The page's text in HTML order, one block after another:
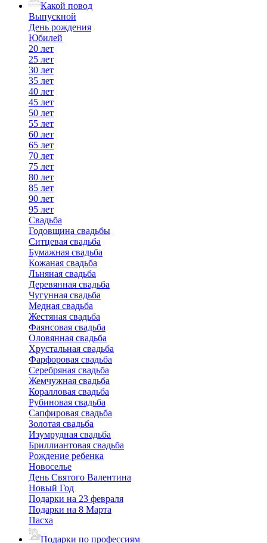
Какой повод
Выпускной
День рождения
Юбилей
20 лет
25 лет
30 лет
35 лет
40 лет
45 лет
50 лет
55 лет
60 лет
65 лет
70 лет
75 лет
80 лет
85 лет
90 лет
95 лет
Свадьба
Годовщина свадьбы
Ситцевая свадьба
Бумажная свадьба
Кожаная свадьба
Льняная свадьба
Деревянная свадьба
Чугунная свадьба
Медная свадьба
Жестяная свадьба
Фаянсовая свадьба
Оловянная свадьба
Хрустальная свадьба
Фарфоровая свадьба
Серебряная свадьба
Жемчужная свадьба
Коралловая свадьба
Рубиновая свадьба
Сапфировая свадьба
Золотая свадьба
Изумрудная свадьба
Бриллиантовая свадьба
Рождение ребенка
Новоселье
День Святого Валентина
Новый Год
Подарки на 23 февраля
Подарки на 8 Марта
Пасха
Подарки по профессиям